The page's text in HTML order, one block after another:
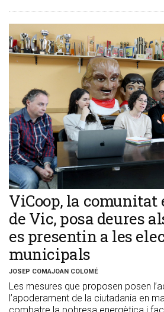
ViCoop, la comunitat
de Vic, posa deures
es presentin a les
municipals
JOSEP COMAJOAN COLOMÉ
Les mesures que proposen posen
l’apoderament de la ciutadania en